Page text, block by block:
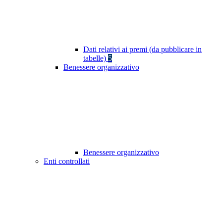
Dati relativi ai premi (da pubblicare in
tabelle) 5
Benessere organizzativo
Benessere organizzativo
Enti controllati